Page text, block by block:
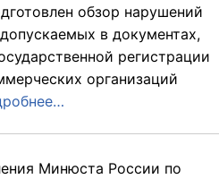
обзор нарушений
в документах,
регистрации
организаций
Минюста России по